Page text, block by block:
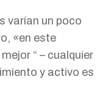
varían un poco
«en este
“ – cualquier
y activo es